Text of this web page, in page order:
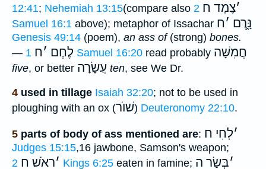
12:41; Nehemiah 13:15(compare also ׳צֶמֶד ח 2
Samuel 16:1 above); metaphor of Issachar נָּ֑רֶם ׳ח
Genesis 49:14 (poem), an ass of(strong) bones.
—
לֶחֶם ׳ח 1 Samuel 16:20 read probably חֲמִשָּׁה
five, or better עֲשָׂרָה ten, see We Dr.
4 used in tillage Isaiah 32:20; not to be used in
ploughing with an ox (שׁוֺר) Deuteronomy 22:10.
5 parts of body of ass mentioned are: ׳לְחִי ח
Judges 15:15,16 jawbone, Samson's weapon;
׳ראֹשׁ ח 2 Kings 6:25 eaten in famine; ׳בְּשַׂר ה